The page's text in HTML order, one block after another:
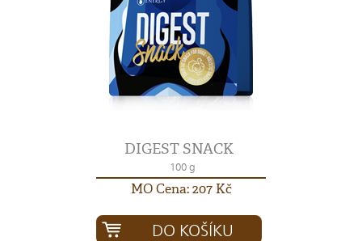
DIGEST SNACK
100 g
MO Cena: 207 Kč
DO KOŠÍKU